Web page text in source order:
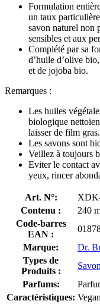
Formulation
un taux
savon naturel non
sensibles et aux
Complété par sa
d’huile d’olive
et de jojoba bio.
Remarques :
Les huiles
biologique
laisser de film gras.
Les savons sont
Veillez à toujours
Eviter le contact
yeux, rincer
Art. N°:
Contenu :
240
Code-barres
EAN :
Marque:
Dr.
Types de
Produits :
Parfums:
Caractéristiques: